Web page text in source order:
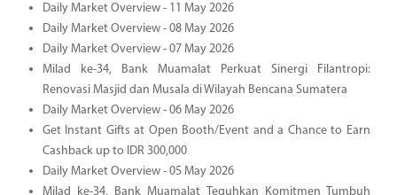
Daily Market Overview - 11 May 2026
Daily Market Overview - 08 May 2026
Daily Market Overview - 07 May 2026
Milad ke-34, Bank Muamalat Perkuat Sinergi Filantropi:
Renovasi Masjid dan Musala di Wilayah Bencana Sumatera
Daily Market Overview - 06 May 2026
Get Instant Gifts at Open Booth/Event and a Chance to Earn
Cashback up to IDR 300,000
Daily Market Overview - 05 May 2026
Milad ke-34, Bank Muamalat Teguhkan Komitmen Tumbuh